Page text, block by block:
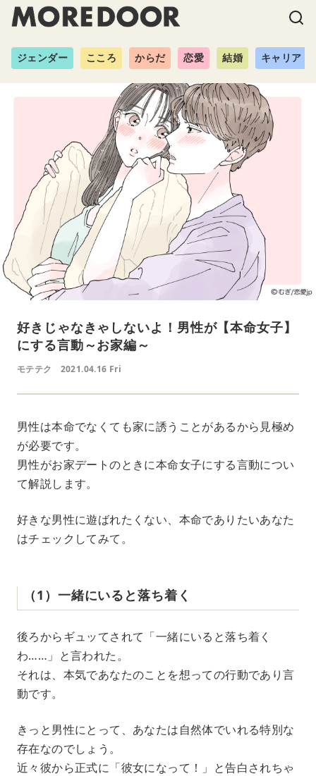
ジェンダー こころ からだ 恋愛 結婚 キャリア
好きじゃなきゃしないよ！男性が【本命女子】
にする言動～お家編～
モテテク 2021.04.16 Fri
男性は本命でなくても家に誘うことがあるから見極め
が必要です。
男性がお家デートのときに本命女子にする言動につい
て解説します。
好きな男性に遊ばれたくない、本命でありたいあなた
はチェックしてみて。
（1）一緒にいると落ち着く
後ろからギュッてされて「一緒にいると落ち着く
わ……」と言われた。
それは、本気であなたのことを想っての行動であり言
動です。
きっと男性にとって、あなたは自然体でいれる特別な
存在なのでしょう。
近々彼から正式に「彼女になって！」と告白されちゃ